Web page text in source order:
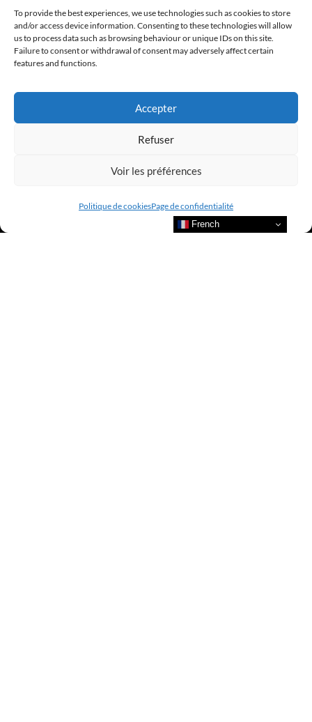
To provide the best experiences, we use technologies such as cookies to store
and/or access device information. Consenting to these technologies will allow
us to process data such as browsing behaviour or unique IDs on this site.
Failure to consent or withdrawal of consent may adversely affect certain
features and functions.
Accepter
Refuser
Voir les préférences
Politique de cookiesPage de confidentialité
@clubamilcar
French